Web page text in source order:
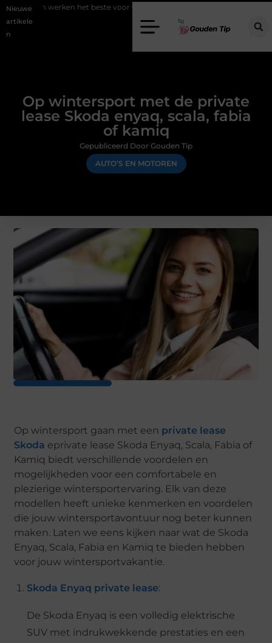
Nieuwe
artikele
n
het beste voor vastgoedmarketing?
Op wintersport met de private
lease Skoda enyaq, scala, fabia
of kamiq
AUTO’S EN MOTOREN
Gepubliceerd Door Gouden Tip
Op wintersport gaan met een private lease
Skoda eprivate lease Skoda Enyaq, Scala, Fabia of
Kamiq biedt verschillende voordelen en
mogelijkheden voor een comfortabele en
plezierige wintersportervaring. Elk van deze
modellen heeft unieke kenmerken en voordelen
die jouw wintersportavontuur nog beter kunnen
maken. Laten we eens kijken naar wat de Skoda
Enyaq, Scala, Fabia en Kamiq te bieden hebben
voor jouw wintersportvakantie.
Skoda Enyaq private lease:
De Skoda Enyaq is een volledig elektrische
SUV met indrukwekkende prestaties en een